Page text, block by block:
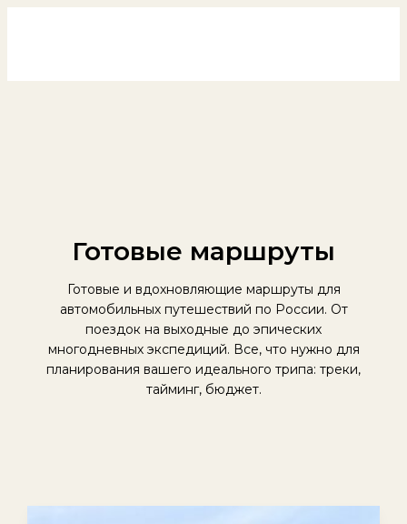
Готовые маршруты
Готовые и вдохновляющие маршруты для
автомобильных путешествий по России. От
поездок на выходные до эпических
многодневных экспедиций. Все, что нужно для
планирования вашего идеального трипа: треки,
тайминг, бюджет.